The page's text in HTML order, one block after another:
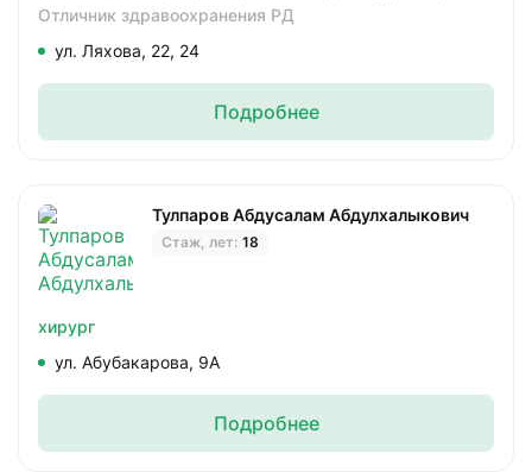
Отличник здравоохранения РД
ул. Ляхова, 22, 24
Подробнее
Тулпаров Абдусалам Абдулхалыкович
Стаж, лет: 18
хирург
ул. Абубакарова, 9А
Подробнее